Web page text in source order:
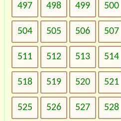
497 498 499 500
504 505 506 507
511 512 513 514
518 519 520 521
525 526 527 528